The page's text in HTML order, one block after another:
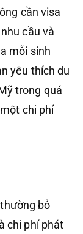
cần visa
cầu và
mỗi sinh
yêu thích du
trong quá
chi phí
bỏ
chi phí phát